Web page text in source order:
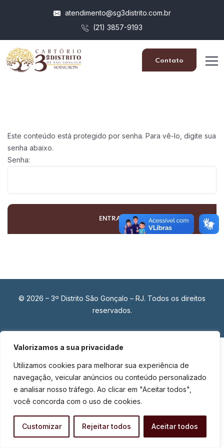
Valorizamos a sua privacidade
Utilizamos cookies para melhorar sua experiência de
navegação, veicular anúncios ou conteúdo personalizado
e analisar nosso tráfego. Ao clicar em "Aceitar todos",
você concorda com o uso de cookies.
Customizar Rejeitar todos Aceitar todos
atendimento@sg3distrito.com.br
(21) 3857-9193
Contato
Este conteúdo está protegido por senha. Para vê-lo, digite sua
senha abaixo.
Senha:
© 2026 – 3º Distrito São Gonçalo – RJ. Todos os direitos
reservados.